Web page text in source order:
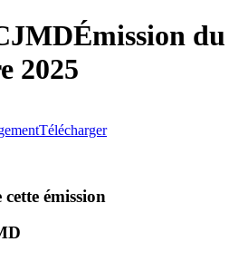
Émission du
2025
Télécharger
émission